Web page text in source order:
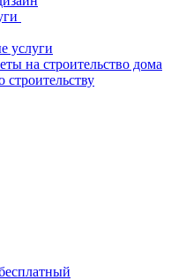
услуги
на строительство дома
строительству